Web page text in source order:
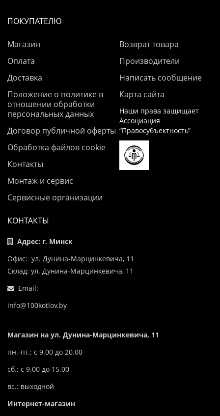
ПОКУПАТЕЛЮ
Магазин
Оплата
Доставка
Положение о политике в
отношении обработки
персональных данных
Договор публичной оферты
Обработка файлов cookie
Контакты
Монтаж и сервис
Сервисные организации
Возврат товара
Производители
Написать сообщение
Карта сайта
Наши права защищает
Ассоциация
“Правосубъектность”
КОНТАКТЫ
Адрес: г. Минск
Офис: ул. Дунина-Марцинкевича, 11
Склад: ул. Дунина-Марцинкевича, 11
Email:
info@100kotlov.by
Магазин на ул. Дунина-Марцинкевича, 11
пн.-пт.: с 9.00 до 20.00
сб.: с 9.00 до 15.00
вс.: выходной
Интернет-магазин